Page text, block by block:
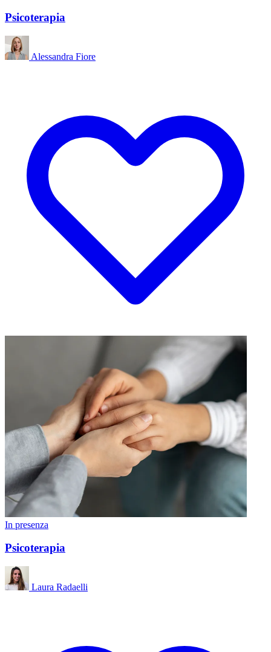
Psicoterapia
Alessandra Fiore
In presenza
Psicoterapia
Laura Radaelli